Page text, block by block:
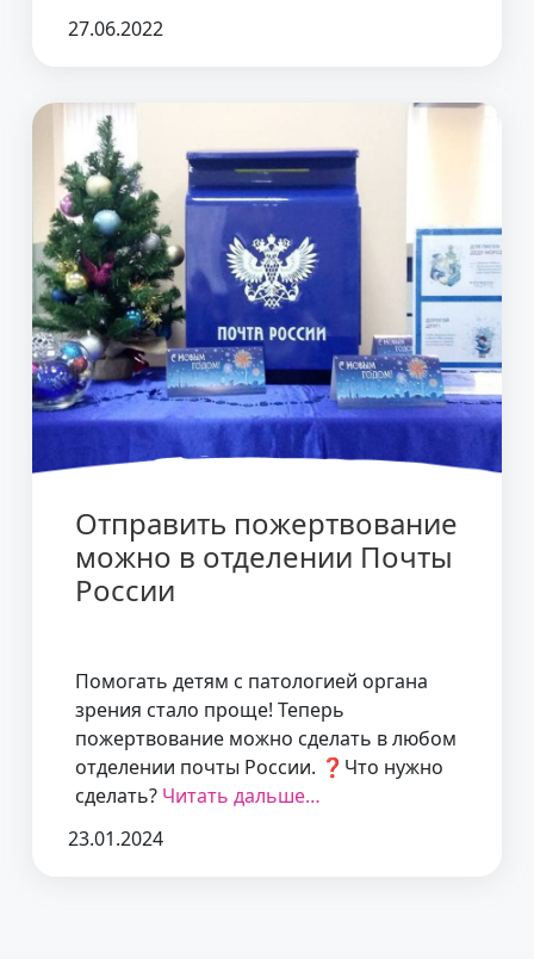
27.06.2022
Отправить пожертвование
можно в отделении Почты
России
Помогать детям с патологией органа
зрения стало проще! Теперь
пожертвование можно сделать в любом
отделении почты России. ❓Что нужно
сделать? Читать дальше…
23.01.2024